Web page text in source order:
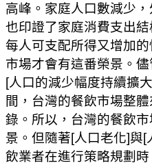
高峰。家庭人口數減少
也印證了家庭消費支出
每人可支配所得又增加
市場才會有這番榮景。儘
[人口的減少幅度持續擴大
間，台灣的餐飲市場整
錄。所以，台灣的餐飲
景。但隨著[人口老化]與[
飲業者在進行策略規劃時